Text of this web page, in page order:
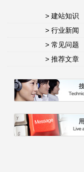
> 建站知识
> 行业新闻
> 常见问题
> 推荐文章